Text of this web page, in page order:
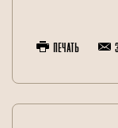
Печать